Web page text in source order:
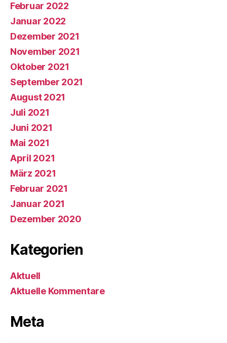
Februar 2022
Januar 2022
Dezember 2021
November 2021
Oktober 2021
September 2021
August 2021
Juli 2021
Juni 2021
Mai 2021
April 2021
März 2021
Februar 2021
Januar 2021
Dezember 2020
Kategorien
Aktuell
Aktuelle Kommentare
Meta